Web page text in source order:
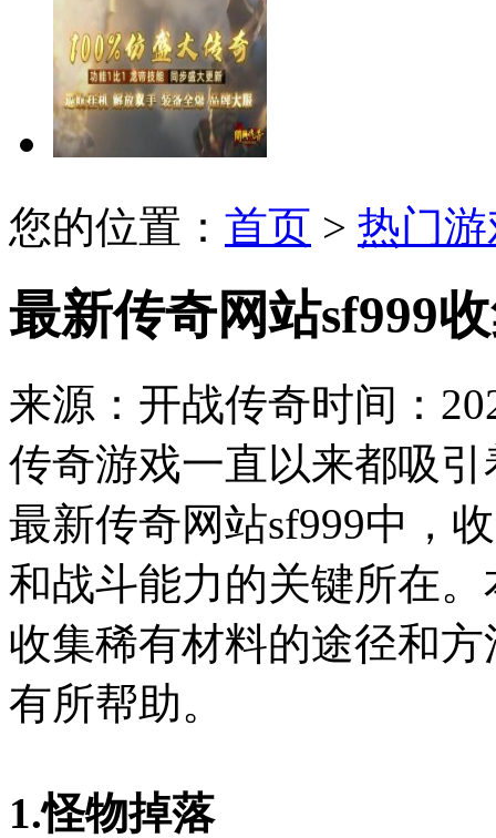
您的位置： 首页 > 热门
最新传奇网站sf999
来源：开战传奇时间：
传奇游戏一直以来都吸
最新传奇网站sf999中，
和战斗能力的关键所在
收集稀有材料的途径和
有所帮助。
1.怪物掉落